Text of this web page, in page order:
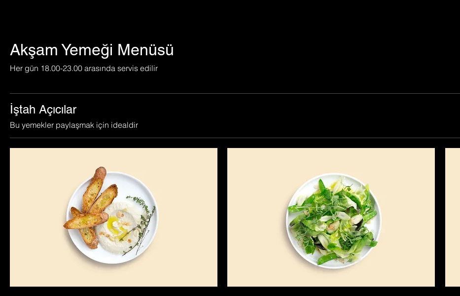
Akşam Yemeği Menüsü
Her gün 18.00-23.00 arasında servis edilir
İştah Açıcılar
Bu yemekler paylaşmak için idealdir